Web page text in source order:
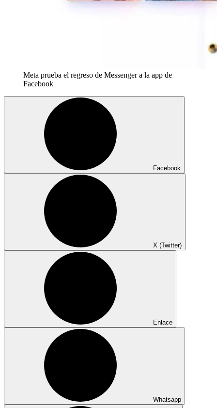
Meta prueba el regreso de Messenger a la app de
Facebook
Facebook
X (Twitter)
Enlace
Whatsapp